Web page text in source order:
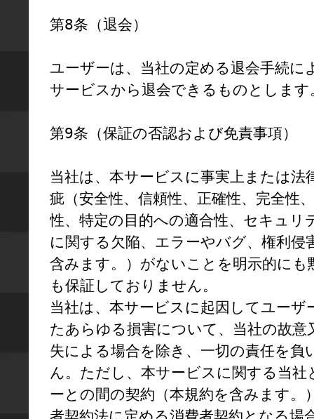
第8条（退会）
ユーザーは、当社の定める退会手続に
サービスから退会できるものとします
第9条（保証の否認および免責事項）
当社は、本サービスに事実上または法
疵（安全性、信頼性、正確性、完全性
性、特定の目的への適合性、セキュリ
に関する欠陥、エラーやバグ、権利侵
含みます。）がないことを明示的にも
も保証しておりません。
当社は、本サービスに起因してユーザ
たあらゆる損害について、当社の故意
失による場合を除き、一切の責任を負
ん。ただし、本サービスに関する当社
ーとの間の契約（本規約を含みます。